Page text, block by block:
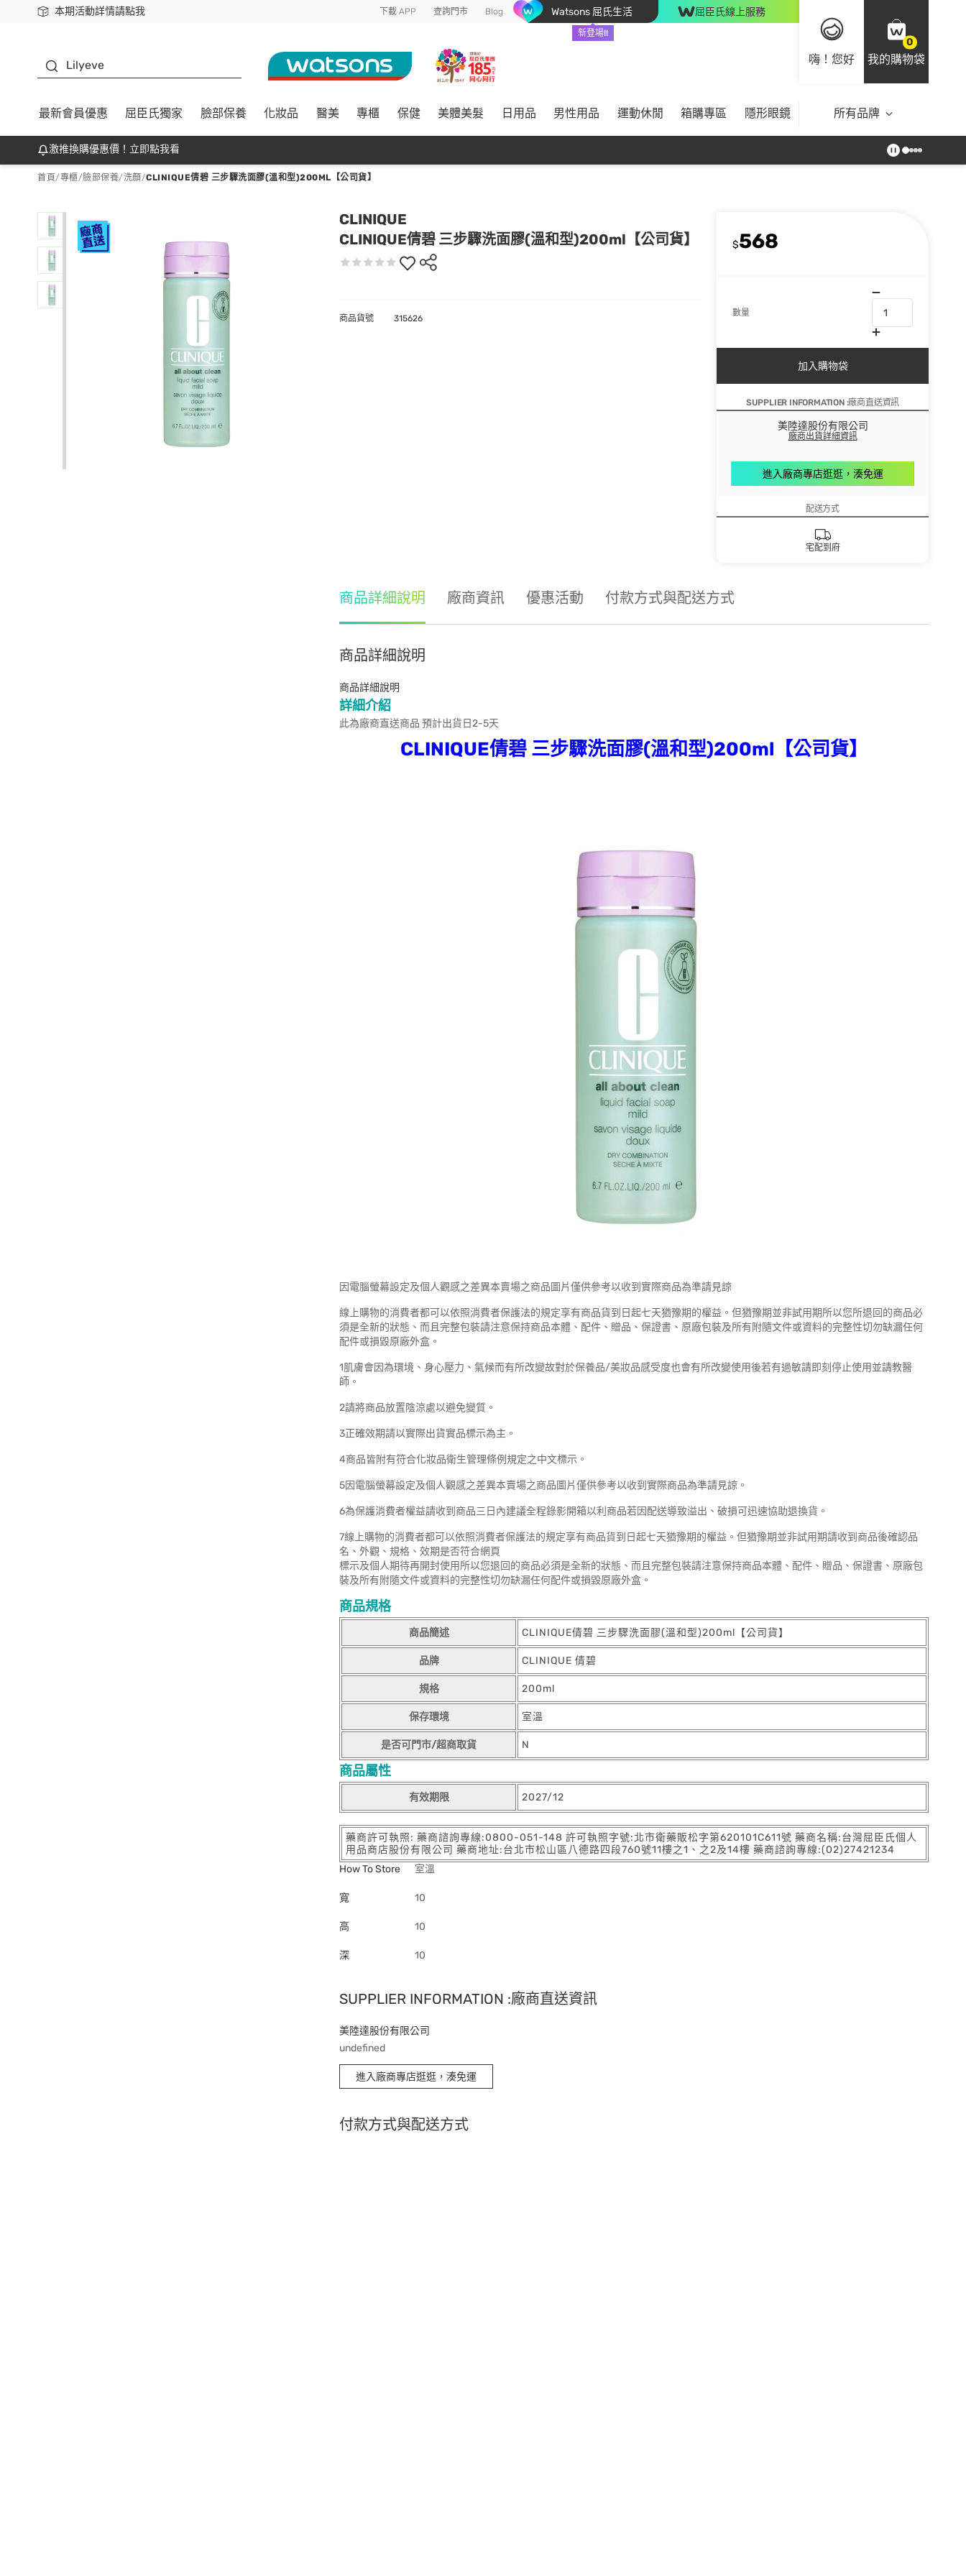
本期活動詳情請點我
下載app最高回饋$350 下載 APP 查詢門市 Blog Watsons 屈氏生活
新登場!!
屈臣氏線上服務
嗨！您好
0
我的購物袋
Lilyeve
最新會員優惠 屈臣氏獨家 臉部保養 化妝品 醫美 專櫃 保健 美體美髮 日用品 男性用品 運動休閒 箱購專區 隱形眼鏡 所有品牌
激推換購優惠價！立即點我看
首頁/專櫃/臉部保養/洗顏/CLINIQUE倩碧 三步驟洗面膠(溫和型)200ML【公司貨】
CLINIQUE
CLINIQUE倩碧 三步驟洗面膠(溫和型)200ml【公司貨】
$568
數量
加入購物袋
SUPPLIER INFORMATION :廠商直送資訊
美陸達股份有限公司
廠商出貨詳細資訊
進入廠商專店逛逛，湊免運
配送方式
宅配到府
商品貨號 315626
商品詳細說明 廠商資訊 優惠活動 付款方式與配送方式
商品詳細說明
商品詳細說明
詳細介紹
此為廠商直送商品 預計出貨日2-5天
CLINIQUE倩碧 三步驟洗面膠(溫和型)200ml【公司貨】
因電腦螢幕設定及個人觀感之差異本賣場之商品圖片僅供參考以收到實際商品為準請見諒
線上購物的消費者都可以依照消費者保護法的規定享有商品貨到日起七天猶豫期的權益。但猶豫期並非試用期所以您所退回的商品必
須是全新的狀態、而且完整包裝請注意保持商品本體、配件、贈品、保證書、原廠包裝及所有附隨文件或資料的完整性切勿缺漏任何
配件或損毀原廠外盒。
1肌膚會因為環境、身心壓力、氣候而有所改變故對於保養品/美妝品感受度也會有所改變使用後若有過敏請即刻停止使用並請教醫
師。
2請將商品放置陰涼處以避免變質。
3正確效期請以實際出貨實品標示為主。
4商品皆附有符合化妝品衛生管理條例規定之中文標示。
5因電腦螢幕設定及個人觀感之差異本賣場之商品圖片僅供參考以收到實際商品為準請見諒。
6為保護消費者權益請收到商品三日內建議全程錄影開箱以利商品若因配送導致溢出、破損可迅速協助退換貨。
7線上購物的消費者都可以依照消費者保護法的規定享有商品貨到日起七天猶豫期的權益。但猶豫期並非試用期請收到商品後確認品
名、外觀、規格、效期是否符合網頁
標示及個人期待再開封使用所以您退回的商品必須是全新的狀態、而且完整包裝請注意保持商品本體、配件、贈品、保證書、原廠包
裝及所有附隨文件或資料的完整性切勿缺漏任何配件或損毀原廠外盒。
商品規格
商品簡述 CLINIQUE倩碧 三步驟洗面膠(溫和型)200ml【公司貨】
品牌 CLINIQUE 倩碧
規格 200ml
保存環境 室溫
是否可門市/超商取貨 N
商品屬性
有效期限 2027/12
藥商許可執照: 藥商諮詢專線:0800-051-148 許可執照字號:北市衛藥販松字第620101C611號 藥商名稱:台灣屈臣氏個人
用品商店股份有限公司 藥商地址:台北市松山區八德路四段760號11樓之1、之2及14樓 藥商諮詢專線:(02)27421234
How To Store
室溫
寬 10
高 10
深 10
SUPPLIER INFORMATION :廠商直送資訊
美陸達股份有限公司
undefined
進入廠商專店逛逛，湊免運
付款方式與配送方式